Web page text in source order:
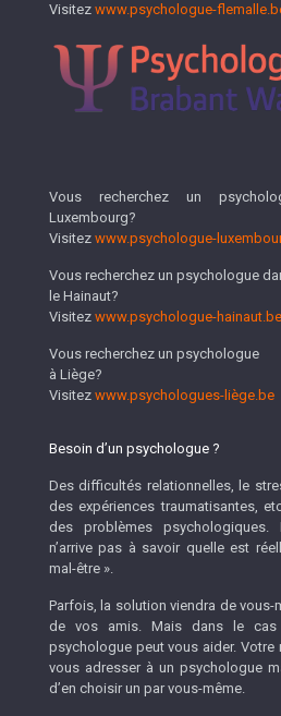
Visitez www.psychologue-
Vous recherchez un
Luxembourg?
Visitez www.psychologue-
Vous recherchez un psychologue
le Hainaut?
Visitez www.psychologue-hainaut.be
Vous recherchez un psychologue
à Liège?
Visitez www.psychologues-liège.be
Besoin d’un psychologue ?
Des difficultés relationnelles, le
des expériences traumatisantes,
des problèmes
n’arrive pas à savoir quelle est
mal-être ».
Parfois, la solution viendra de vous-
de vos amis. Mais dans le cas
psychologue peut vous aider. Votre
vous adresser à un psychologue
d’en choisir un par vous-même.